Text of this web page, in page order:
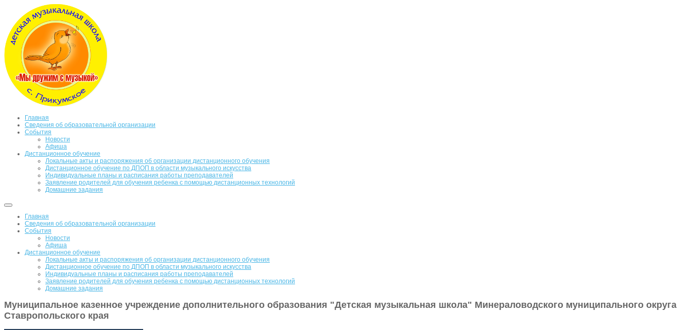
Главная
Сведения об образовательной организации
События
Новости
Афиша
Дистанционное обучение
Локальные акты и распоряжения об организации дистанционного обучения
Дистанционное обучение по ДПОП в области музыкального искусства
Индивидуальные планы и расписания работы преподавателей
Заявление родителей для обучения ребенка с помощью дистанционных технологий
Домашние задания
Главная
Сведения об образовательной организации
События
Новости
Афиша
Дистанционное обучение
Локальные акты и распоряжения об организации дистанционного обучения
Дистанционное обучение по ДПОП в области музыкального искусства
Индивидуальные планы и расписания работы преподавателей
Заявление родителей для обучения ребенка с помощью дистанционных технологий
Домашние задания
Муниципальное казенное учреждение дополнительного образования "Детская музыкальная школа" Минераловодского муниципального округа
Ставропольского края